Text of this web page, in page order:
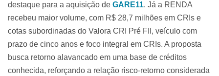
destaque para a aquisição de GARE11. Já a RENDA
recebeu maior volume, com R$ 28,7 milhões em CRIs e
cotas subordinadas do Valora CRI Pré FII, veículo com
prazo de cinco anos e foco integral em CRIs. A proposta
busca retorno alavancado em uma base de créditos
conhecida, reforçando a relação risco-retorno considerada